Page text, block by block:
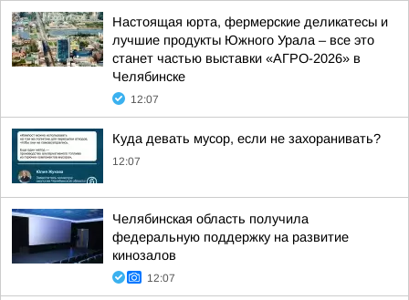
Настоящая юрта, фермерские деликатесы и
лучшие продукты Южного Урала – все это
станет частью выставки «АГРО-2026» в
Челябинске
12:07
Куда девать мусор, если не захоранивать?
12:07
Челябинская область получила
федеральную поддержку на развитие
кинозалов
12:07